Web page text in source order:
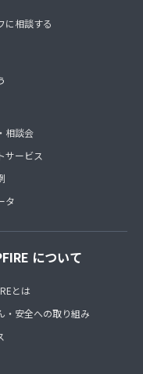
に相談する
相談会
サービス
タ
について
とは
・安全への取り組み